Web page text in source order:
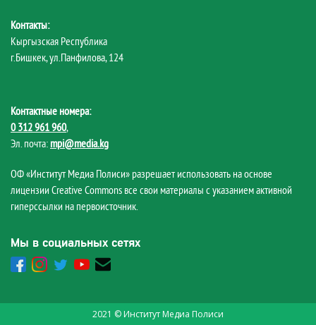
Контакты:
Кыргызская Республика
г.Бишкек, ул.Панфилова, 124
Контактные номера:
0 312 961 960,
Эл. почта: mpi@media.kg
ОФ «Институт Медиа Полиси» разрешает использовать на основе
лицензии Creative Commons все свои материалы с указанием активной
гиперссылки на первоисточник.
Мы в социальных сетях
2021 © Институт Медиа Полиси